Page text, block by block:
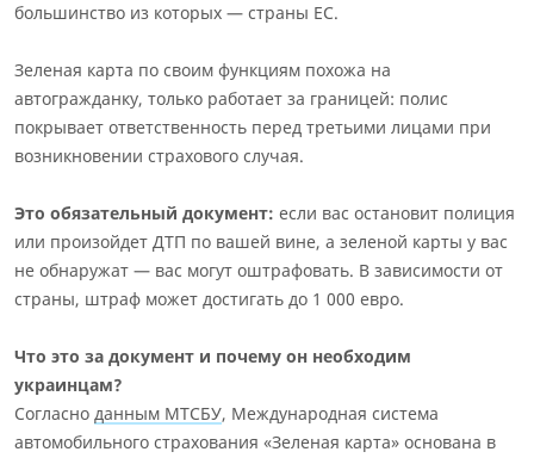
большинство из которых — страны ЕС.
Зеленая карта по своим функциям похожа на
автогражданку, только работает за границей: полис
покрывает ответственность перед третьими лицами при
возникновении страхового случая.
Это обязательный документ: если вас остановит полиция
или произойдет ДТП по вашей вине, а зеленой карты у вас
не обнаружат — вас могут оштрафовать. В зависимости от
страны, штраф может достигать до 1 000 евро.
Что это за документ и почему он необходим
украинцам?
Согласно данным МТСБУ, Международная система
автомобильного страхования «Зеленая карта» основана в